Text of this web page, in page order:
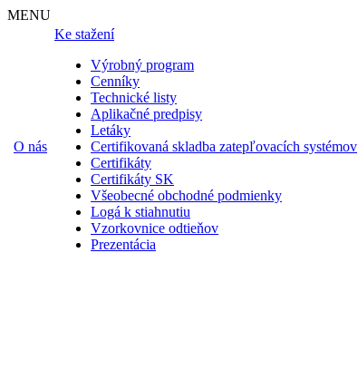
MENU
O nás
Ke stažení
Výrobný program
Cenníky
Technické listy
Aplikačné predpisy
Letáky
Certifikovaná skladba zatepľovacích systémov
Certifikáty
Certifikáty SK
Všeobecné obchodné podmienky
Logá k stiahnutiu
Vzorkovnice odtieňov
Prezentácia